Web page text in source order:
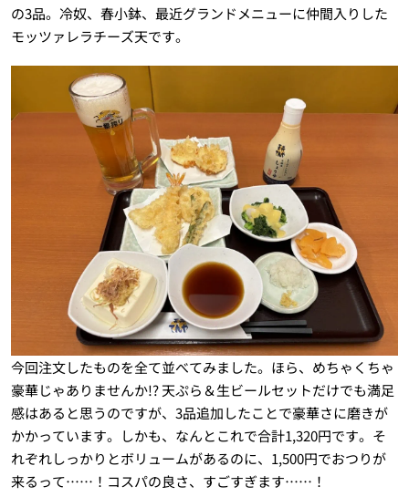
の3品。冷奴、春小鉢、最近グランドメニューに仲間入りした
モッツァレラチーズ天です。
今回注文したものを全て並べてみました。ほら、めちゃくちゃ
豪華じゃありませんか!? 天ぷら＆生ビールセットだけでも満足
感はあると思うのですが、3品追加したことで豪華さに磨きが
かかっています。しかも、なんとこれで合計1,320円です。そ
れぞれしっかりとボリュームがあるのに、1,500円でおつりが
来るって……！コスパの良さ、すごすぎます……！